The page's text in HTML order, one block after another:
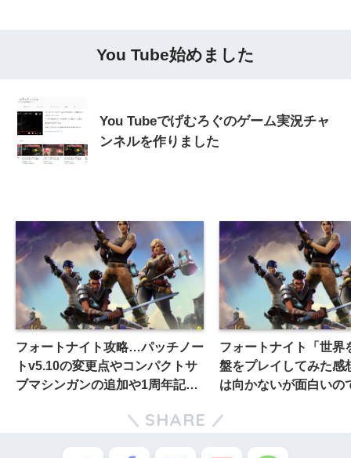
You Tube始めました
You Tubeでげむろぐのゲーム実況チャ
ンネルを作りました
フォートナイト攻略…パッチノー
トv5.10の変更点やコンパクトサ
ブマシンガンの追加や1周年記念
フォートナイト「世界
盤をプレイしてみた
は向かないが面白いの
SHARE